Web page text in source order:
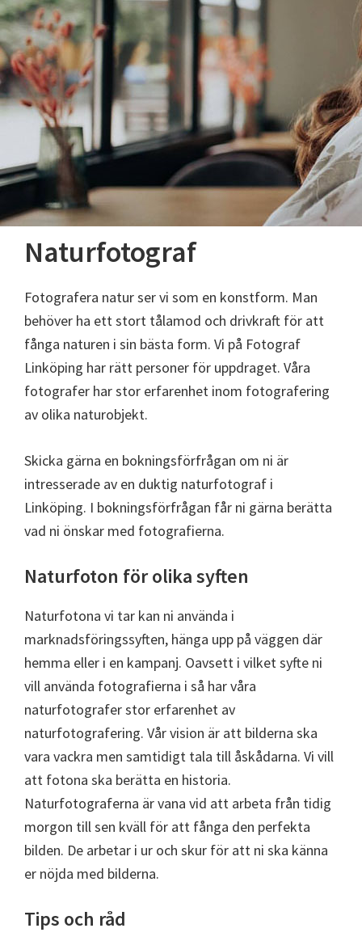
Naturfotograf
Fotografera natur ser vi som en konstform. Man
behöver ha ett stort tålamod och drivkraft för att
fånga naturen i sin bästa form. Vi på Fotograf
Linköping har rätt personer för uppdraget. Våra
fotografer har stor erfarenhet inom fotografering
av olika naturobjekt.
Skicka gärna en bokningsförfrågan om ni är
intresserade av en duktig naturfotograf i
Linköping. I bokningsförfrågan får ni gärna berätta
vad ni önskar med fotografierna.
Naturfoton för olika syften
Naturfotona vi tar kan ni använda i
marknadsföringssyften, hänga upp på väggen där
hemma eller i en kampanj. Oavsett i vilket syfte ni
vill använda fotografierna i så har våra
naturfotografer stor erfarenhet av
naturfotografering. Vår vision är att bilderna ska
vara vackra men samtidigt tala till åskådarna. Vi vill
att fotona ska berätta en historia.
Naturfotograferna är vana vid att arbeta från tidig
morgon till sen kväll för att fånga den perfekta
bilden. De arbetar i ur och skur för att ni ska känna
er nöjda med bilderna.
Tips och råd